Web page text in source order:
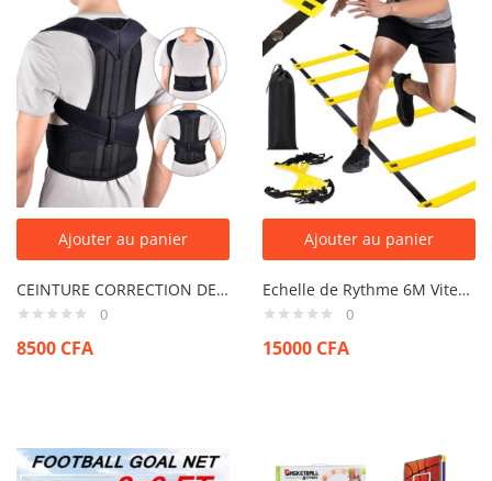
Ajouter au panier
CEINTURE CORRECTION DE POSTURE DOS
0
8500 CFA
Ajouter au panier
Echelle de Rythme 6M Vitesse et Agilite
0
15000 CFA